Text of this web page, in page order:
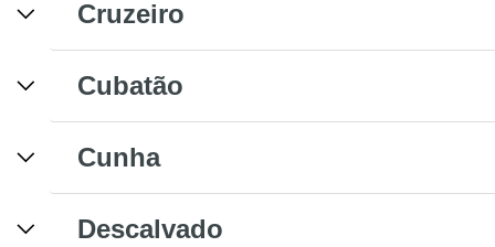
Cruzeiro
Cubatão
Cunha
Descalvado